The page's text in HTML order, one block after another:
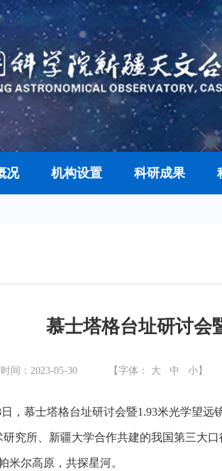
况 机构设置 科研成果
慕士塔格台址研讨会
间：2023-05-30 【字体： 大 中 小 】
日，慕士塔格台址研讨会暨1.93米光学望
究所、新疆大学合作共建的我国第三大
米尔高原，共探星河。